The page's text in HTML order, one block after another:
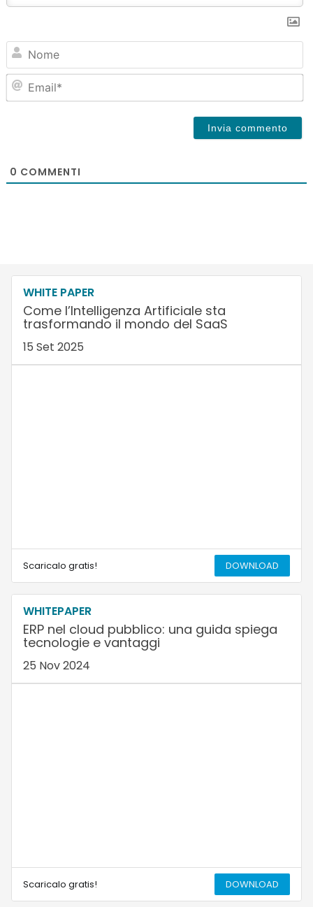
0 COMMENTI
WHITE PAPER
Come l’Intelligenza Artificiale sta
trasformando il mondo del SaaS
15 Set 2025
Scaricalo gratis! DOWNLOAD
WHITEPAPER
ERP nel cloud pubblico: una guida spiega
tecnologie e vantaggi
25 Nov 2024
Scaricalo gratis! DOWNLOAD